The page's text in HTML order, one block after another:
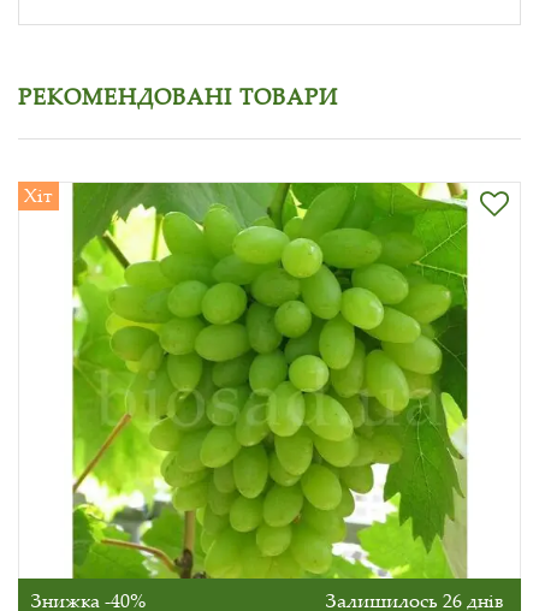
РЕКОМЕНДОВАНІ ТОВАРИ
Хіт
Знижка -40% Залишилось 26 днів